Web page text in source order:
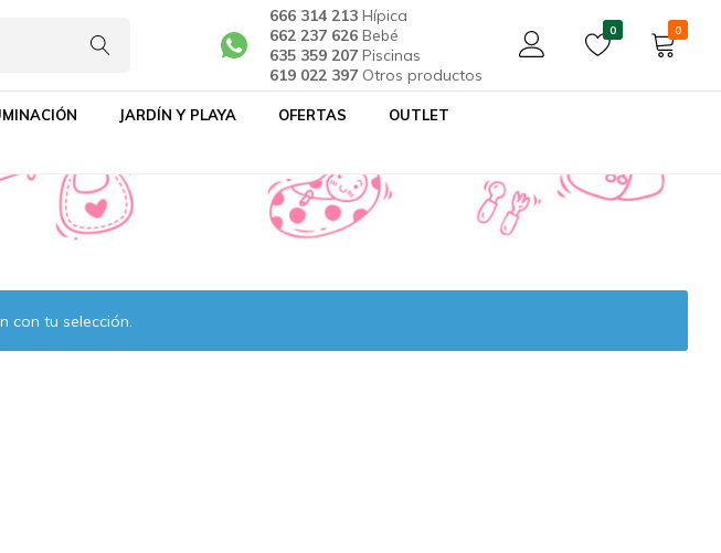
666 314 213 Hípica
662 237 626 Bebé
635 359 207 Piscinas
619 022 397 Otros productos
0 0
JARDÍN Y PLAYA OFERTAS
OUTLET
con tu selección.